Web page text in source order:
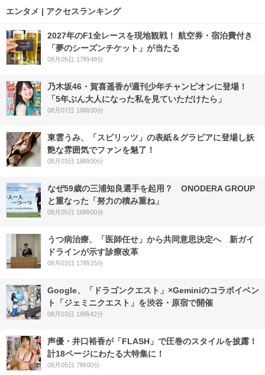
エンタメ | アクセスランキング
2027年のF1全レースを現地観戦！ 航空券・宿泊費付き
「夢のシーズンチケット」が当たる
08月05日 17時48分
乃木坂46・賀喜遥香が週刊少年チャンピオンに登場！
「5年ぶん大人になった私を見ていただけたら」
08月07日 18時00分
東雲うみ、「スピリッツ」の表紙＆グラビアに登場し妖
艶な雰囲気でファンを魅了！
08月03日 18時00分
なぜ59歳の三浦知良選手を起用？ ONODERA GROUP
と重なった「努力の積み重ね」
08月05日 16時00分
うつ病治療、「医師任せ」から共同意思決定へ 新ガイ
ドラインが示す診療改革
08月03日 17時25分
Google、「ドラゴンクエスト」×Geminiのコラボイベン
ト「ジェミニクエスト」を渋谷・原宿で開催
08月03日 18時42分
声優・井口裕香が「FLASH」で圧巻のスタイルを披露！
計18ページにわたる大特集に！
08月05日 7時00分